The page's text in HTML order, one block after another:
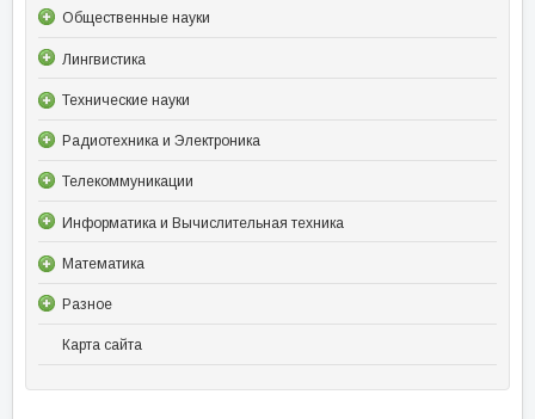
Общественные науки
Лингвистика
Технические науки
Радиотехника и Электроника
Телекоммуникации
Информатика и Вычислительная техника
Математика
Разное
Карта сайта